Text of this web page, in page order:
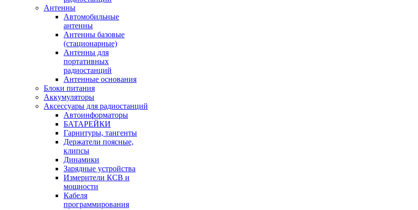
Антенны
Автомобильные
антенны
Антенны базовые
(стационарные)
Антенны для
портативных
радиостанций
Антенные основания
Блоки питания
Аккумуляторы
Аксессуары для радиостанций
Автоинформаторы
БАТАРЕЙКИ
Гарнитуры, тангенты
Держатели поясные,
клипсы
Динамики
Зарядные устройства
Измерители КСВ и
мощности
Кабеля
программирования